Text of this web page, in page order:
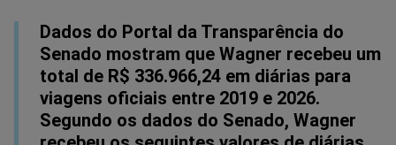
Dados do Portal da Transparência do
Senado mostram que Wagner recebeu um
total de R$ 336.966,24 em diárias para
viagens oficiais entre 2019 e 2026.
Segundo os dados do Senado, Wagner